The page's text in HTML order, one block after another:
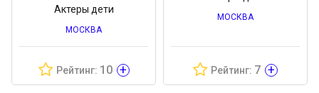
Актеры дети
МОСКВА
Рейтинг: 10 +
МОСКВА
Рейтинг: 7 +